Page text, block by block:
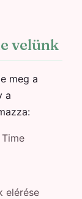
velünk
meg a
a
elérése